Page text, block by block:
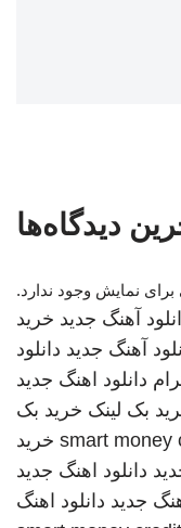
دیدگاه‌ها
برای نمایش وجود ندارد.
آهنگ جدید خرید
آهنگ جدید دانلود
دانلود اهنگ جدید
بک لینک خرید بک
smart money خرید
دانلود اهنگ جدید
جدید دانلود اهنگ